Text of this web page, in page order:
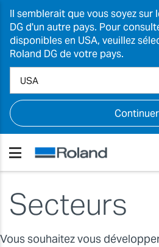
Il semblerait que vous soyez sur
DG d'un autre pays. Pour
disponibles en USA, veuillez
Roland DG de votre pays.
Continuer
Secteurs
Vous souhaitez vous